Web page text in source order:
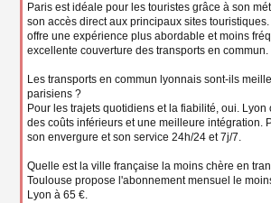
Paris est idéale pour les touristes grâce à son
son accès direct aux principaux sites
offre une expérience plus abordable et moins
excellente couverture des transports en commun.
Les transports en commun lyonnais sont-ils
parisiens ?
Pour les trajets quotidiens et la fiabilité, oui. Lyon
des coûts inférieurs et une meilleure intégration.
son envergure et son service 24h/24 et 7j/7.
Quelle est la ville française la moins chère en
Toulouse propose l'abonnement mensuel le
Lyon à 65 €.